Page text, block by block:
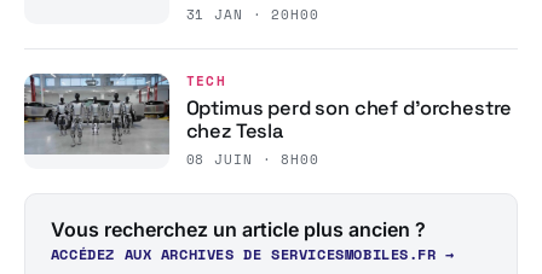
31 JAN · 20H00
TECH
Optimus perd son chef d’orchestre
chez Tesla
08 JUIN · 8H00
Vous recherchez un article plus ancien ?
ACCÉDEZ AUX ARCHIVES DE SERVICESMOBILES.FR →